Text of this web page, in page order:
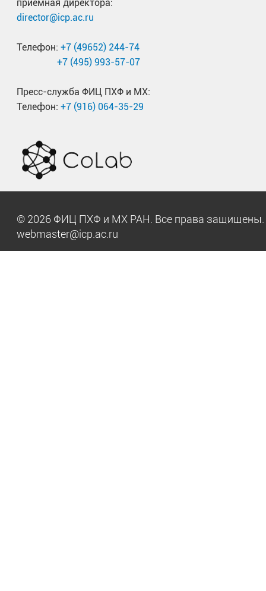
приемная директора:
director@icp.ac.ru
Телефон: +7 (49652) 244-74
+7 (495) 993-57-07
Пресс-служба ФИЦ ПХФ и МХ:
Телефон: +7 (916) 064-35-29
© 2026 ФИЦ ПХФ и МХ РАН. Все права
webmaster@icp.ac.ru